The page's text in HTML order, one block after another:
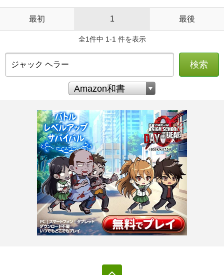
最初 1 最後
全1件中 1-1 件を表示
検索